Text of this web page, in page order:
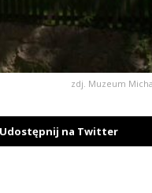
zdj. Muzeum
Udostępnij na Twitter